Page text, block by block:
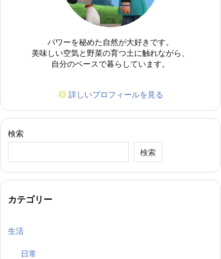
パワーを秘めた自然が大好きです。
美味しい空気と野菜の育つ土に触れながら、
自分のペースで暮らしています。
詳しいプロフィールを見る
検索
検索
カテゴリー
生活
日常